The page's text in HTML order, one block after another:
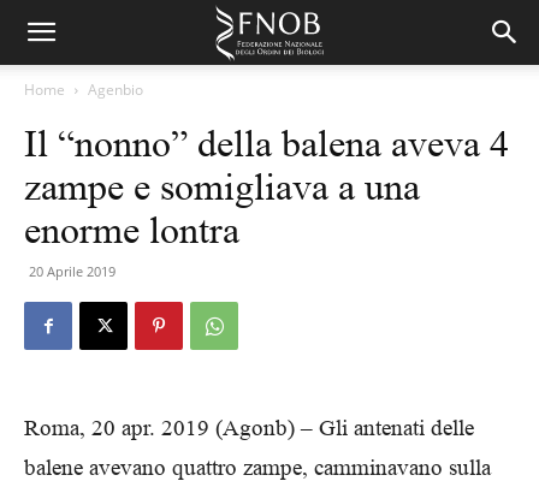
Home Agenbio
Il “nonno” della balena aveva 4
zampe e somigliava a una
enorme lontra
20 Aprile 2019
Roma, 20 apr. 2019 (Agonb) – Gli antenati delle
balene avevano quattro zampe, camminavano sulla